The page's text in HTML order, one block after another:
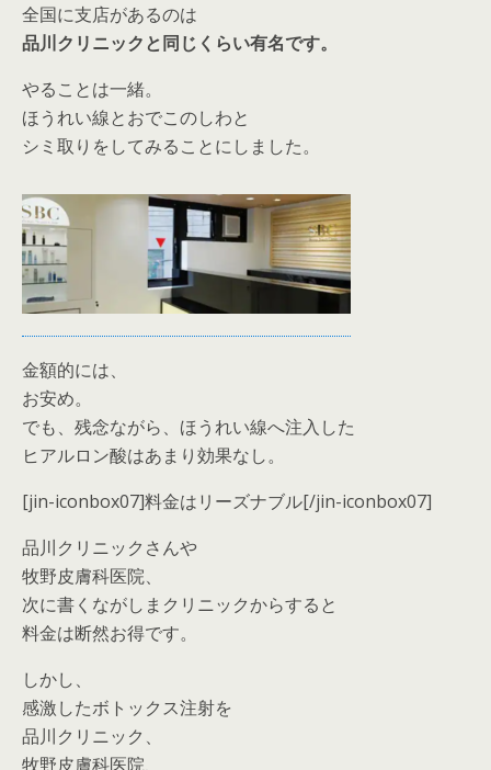
全国に支店があるのは
品川クリニックと同じくらい有名です。
やることは一緒。
ほうれい線とおでこのしわと
シミ取りをしてみることにしました。
金額的には、
お安め。
でも、残念ながら、ほうれい線へ注入した
ヒアルロン酸はあまり効果なし。
[jin-iconbox07]料金はリーズナブル[/jin-iconbox07]
品川クリニックさんや
牧野皮膚科医院、
次に書くながしまクリニックからすると
料金は断然お得です。
しかし、
感激したボトックス注射を
品川クリニック、
牧野皮膚科医院、